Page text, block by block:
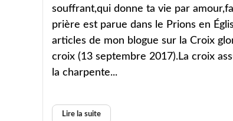
souffrant,qui donne ta vie par
prière est parue dans le Prions en
articles de mon blogue sur la Croix
croix (13 septembre 2017).La croix
la charpente...
Lire la suite